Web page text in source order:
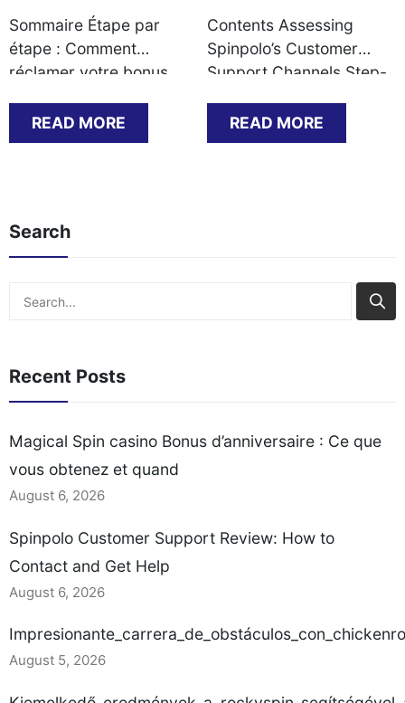
Sommaire Étape par
étape : Comment
réclamer votre bonus
vous recevez : types de
bonus et conditions de
solutions lors de la
réclamation Délais
retrait des gains
casino Étape par étape :
Comment[…]
READ MORE
Contents Assessing
Spinpolo’s Customer
Support Channels Step-
Contacting Support
Successfully Common
online casino, the first
READ MORE
Search
Search
Recent Posts
Magical Spin casino Bonus d’anniversaire : Ce que
vous obtenez et quand
August 6, 2026
Spinpolo Customer Support Review: How to
Contact and Get Help
August 6, 2026
August 5, 2026